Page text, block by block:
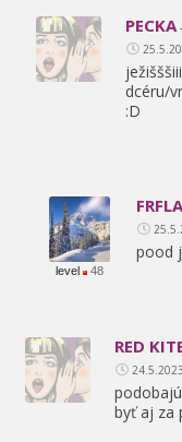
PECKA
dcéru/
:D
level 48
pood
RED
byť aj za